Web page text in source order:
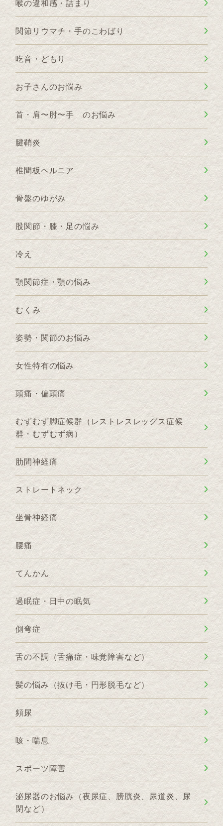
喉の違和感・詰まり
関節リウマチ・手のこわばり
吃音・どもり
お子さんのお悩み
首・肩〜肘〜手 のお悩み
腱鞘炎
椎間板ヘルニア
骨盤のゆがみ
股関節・膝・足の悩み
冷え
顎関節症・顎の悩み
むくみ
姿勢・関節のお悩み
女性特有の悩み
頭痛・偏頭痛
むずむず脚症候群（レストレスレッグス症候
群・むずむず病）
肋間神経痛
ストレートネック
坐骨神経痛
腰痛
てんかん
過眠症・日中の眠気
側弯症
舌の不調（舌痛症・味覚障害など）
髪の悩み（抜け毛・円形脱毛など）
頻尿
咳・喘息
スポーツ障害
泌尿器のお悩み（夜尿症、膀胱炎、尿道炎、尿
閉など）